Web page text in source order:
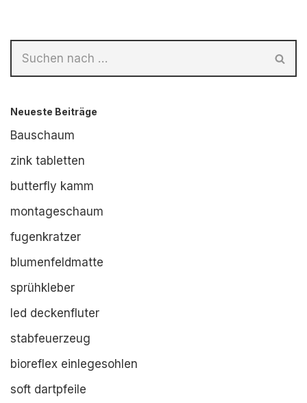
Neueste Beiträge
Bauschaum
zink tabletten
butterfly kamm
montageschaum
fugenkratzer
blumenfeldmatte
sprühkleber
led deckenfluter
stabfeuerzeug
bioreflex einlegesohlen
soft dartpfeile